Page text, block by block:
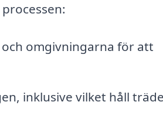
omgivningarna för att
inklusive vilket håll